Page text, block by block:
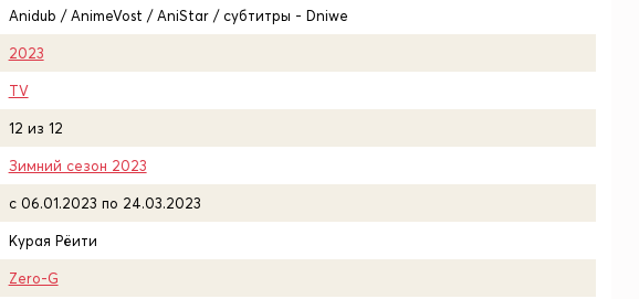
Anidub / AnimeVost / AniStar / субтитры - Dniwe
2023
TV
12 из 12
Зимний сезон 2023
c 06.01.2023 по 24.03.2023
Курая Рёити
Zero-G